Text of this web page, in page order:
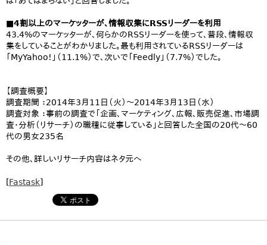
■4割以上のマーケッターが、情報収集にRSSリーダーを利用
43.4%のマーケッターが、何らかのRSSリーダーを使って、普段、情報収
集をしていることがわかりました。最も利用されているRSSリーダーは
「MyYahoo!」（11.1%）で、次いで「Feedly」（7.7%）でした。
【調査概要】
調査期間 ：2014年3月11日（火）～2014年3月13日（水）
調査対象 ：事前の調査で「企画、マーケティング、広報、販売促進、市場調
査・分析（リサーチ）の職種に従事している」と回答した全国の20代～60
代の男女235名
その他、詳しいリサーチ内容はネタ元へ
[Fastask]